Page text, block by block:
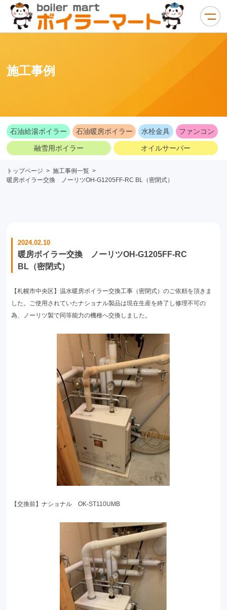
施工事例
石油給湯ボイラー 石油暖房ボイラー 水栓金具 ファンコン
融雪用ボイラー オイルサーバー
トップページ > 施工事例一覧 >
暖房ボイラー交換 ノーリツOH-G1205FF-RC BL（密閉式）
2024.02.10
暖房ボイラー交換 ノーリツOH-G1205FF-RC
BL（密閉式）
【札幌市中央区】温水暖房ボイラー交換工事（密閉式）のご依頼を頂きま
した。ご使用されていたナショナル製品は現在生産を終了し修理不可の
為、ノーリツ製で同等能力の機種へ交換しました。
【交換前】ナショナル OK-ST110UMB